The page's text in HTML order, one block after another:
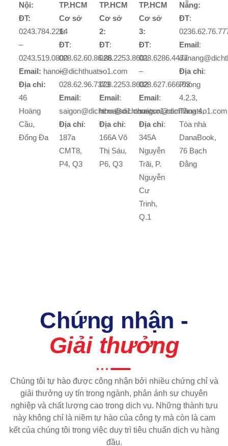
Nội:
ĐT:
0243.784.2264
–
0243.519.0800
Email: hanoi@dichthuatso1.com
Địa chỉ:
46
Hoàng
Cầu,
Đống Đa
TP.HCM
Cơ sở
1:
ĐT:
028.62.60.86.86
–
028.62.96.7373
Email:
saigon@dichthuatso1.com
Địa chỉ:
187a
CMT8,
P4, Q3
TP.HCM
Cơ sở
2:
ĐT:
028.2253.8601
–
028.2253.8602
Email:
hcm@dichthuatso1.com
Địa chỉ:
166A Võ
Thị Sáu,
P6, Q3
TP.HCM
Cơ sở
3:
ĐT:
028.6286.4477
–
028.627.666.03
Email:
saigon@dichthuatso1.com
Địa chỉ:
345A
Nguyễn
Trãi, P.
Nguyễn
Cư
Trinh,
Q.1
Nẵng:
ĐT:
Email:
Địa chỉ:
Phòng
4.2.3,
Tầng 4,
Tòa nhà
DanaBook,
76 Bạch
Đằng
Chứng nhận -
Giải thưởng
Chúng tôi tự hào được công nhận bởi nhiều chứng chỉ và
giải thưởng uy tín trong ngành, phản ánh sự chuyên
nghiệp và chất lượng cao trong dịch vụ. Những thành tựu
này không chỉ là niềm tự hào của công ty mà còn là cam
kết của chúng tôi trong việc duy trì tiêu chuẩn dịch vụ hàng
đầu.